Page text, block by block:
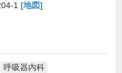
1 [地図]
呼吸器内科